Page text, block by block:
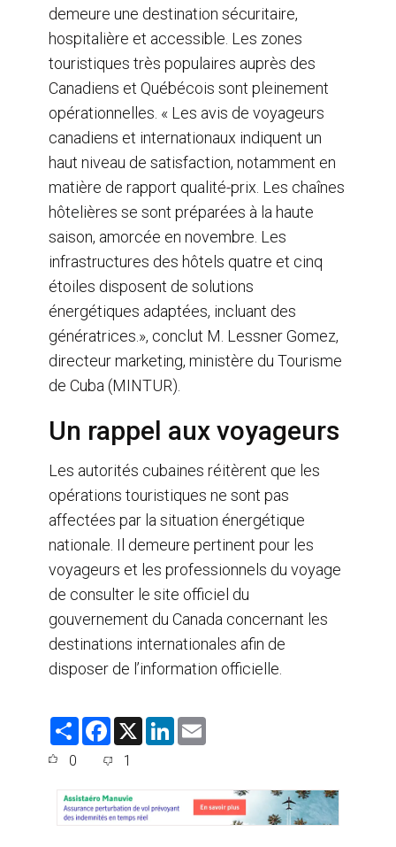
demeure une destination sécuritaire,
hospitalière et accessible. Les zones
touristiques très populaires auprès des
Canadiens et Québécois sont pleinement
opérationnelles. « Les avis de voyageurs
canadiens et internationaux indiquent un
haut niveau de satisfaction, notamment en
matière de rapport qualité-prix. Les chaînes
hôtelières se sont préparées à la haute
saison, amorcée en novembre. Les
infrastructures des hôtels quatre et cinq
étoiles disposent de solutions
énergétiques adaptées, incluant des
génératrices.», conclut M. Lessner Gomez,
directeur marketing, ministère du Tourisme
de Cuba (MINTUR).
Un rappel aux voyageurs
Les autorités cubaines réitèrent que les
opérations touristiques ne sont pas
affectées par la situation énergétique
nationale. Il demeure pertinent pour les
voyageurs et les professionnels du voyage
de consulter le site officiel du
gouvernement du Canada concernant les
destinations internationales afin de
disposer de l’information officielle.
S
F
e
o
o
k
X
L
I
0 1